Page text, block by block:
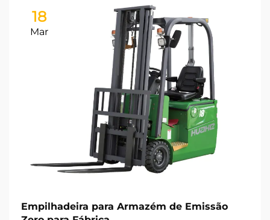
18
Mar
Empilhadeira para Armazém de Emissão